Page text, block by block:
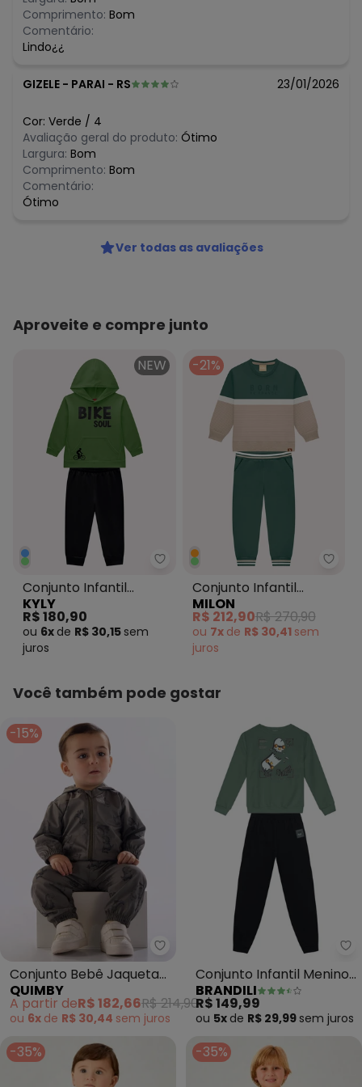
julho/2026
junho/2026
maio/2026
abril/2026
R$ 164,95
fevereiro/2026 R$ 164,95
Comprimento: Bom
Comentário:
Lindo¿¿
GIZELE - PARAI - RS 23/01/2026
Cor: Verde / 4
Avaliação geral do produto: Ótimo
Largura: Bom
Comprimento: Bom
Comentário:
Ótimo
Ver todas as avaliações
Aproveite e compre junto
NEW
Kyly - Conjunto Infantil Menino
Conjunto Infantil
Menino Lettering Verde
KYLY
R$ 180,90
ou 6x de R$ 30,15 sem
juros
-21%
Conjunto Infantil
Menino Lettering Verde
MILON
R$ 212,90R$ 270,90
ou 7x de R$ 30,41 sem
juros
Você também pode gostar
-15%
Quimby - Conjunto Bebê
Conjunto Bebê Jaqueta
Calça Dino Verde
QUIMBY
A partir deR$ 182,66R$ 214,90
ou 6x de R$ 30,44 sem juros
Conjunto Infantil Menino
de Skate (Verde)
BRANDILI
R$ 149,99
ou 5x de R$ 29,99 sem juros
-35% -35%